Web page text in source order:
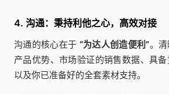
4. 沟通：秉持利他之心，高效对接
沟通的核心在于 “为达人创造便利”。
产品优势、市场验证的销售数据、具备
以及你已准备好的全套素材支持。